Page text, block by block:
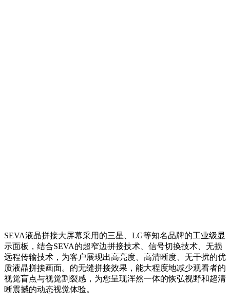
SEVA液晶拼接大屏幕采用的三星、LG等知名品牌的工业级显
示面板，结合SEVA的超窄边拼接技术、信号切换技术、无损
远程传输技术，为客户展现出高亮度、高清晰度、无干扰的优
质液晶拼接画面。的无缝拼接效果，能大程度地减少观看者的
视觉盲点与视觉割裂感，为您呈现浑然一体的恢弘视野和超清
晰震撼的动态视觉体验。